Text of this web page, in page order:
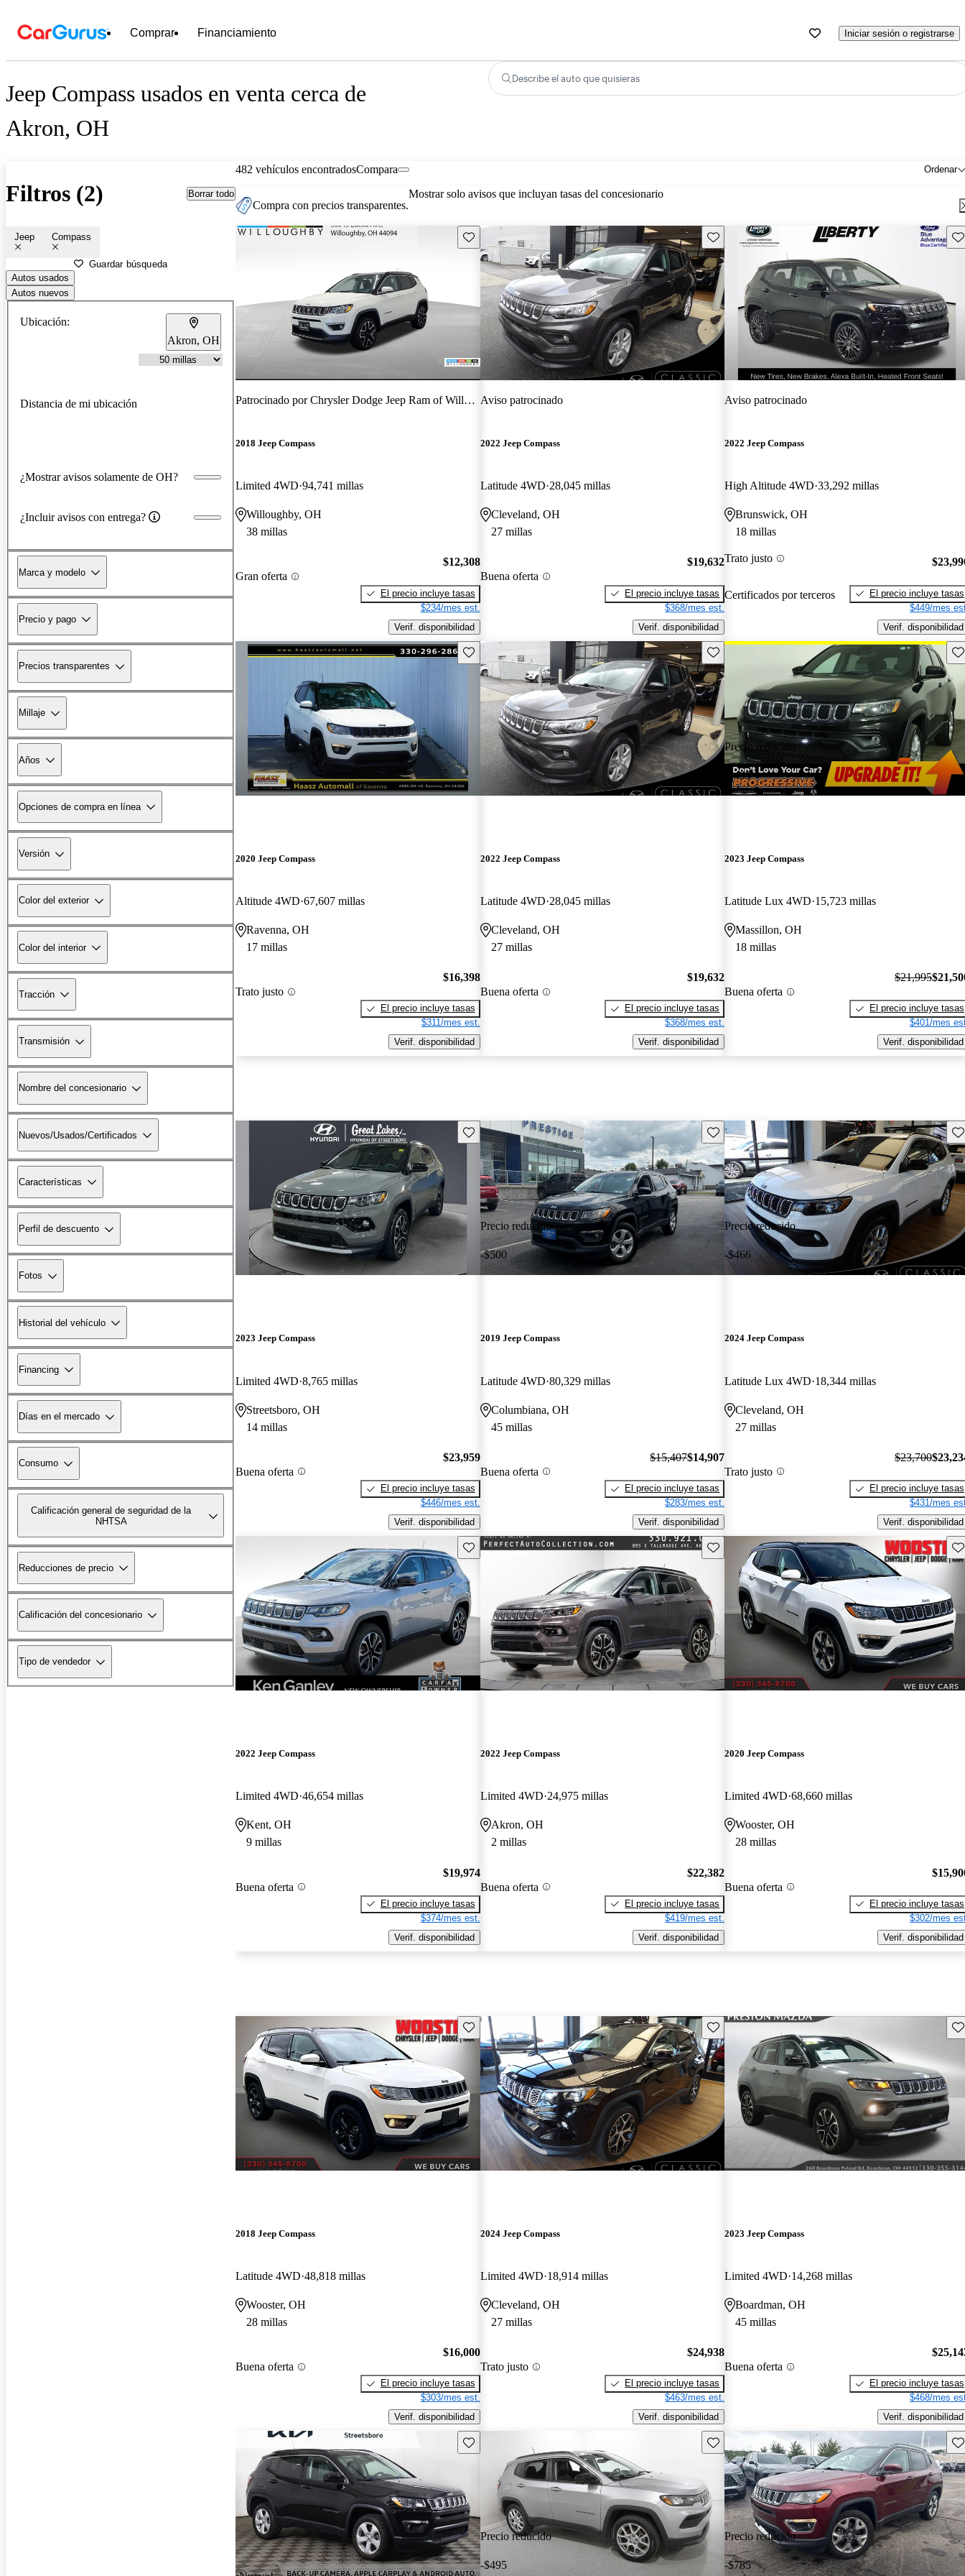
Comprar Financiamiento Iniciar sesión o registrarse
Jeep Compass usados en venta cerca de
Akron, OH
Describe el auto que quisieras
Filtros (2) Borrar todo
Jeep Compass
Guardar búsqueda
Autos usados
Autos nuevos
Ubicación:
Akron, OH
Distancia de mi ubicación
¿Mostrar avisos solamente de OH?
¿Incluir avisos con entrega?
Marca y modelo
Precio y pago
Precios transparentes
Millaje
Años
Opciones de compra en línea
Versión
Color del exterior
Color del interior
Tracción
Transmisión
Nombre del concesionario
Nuevos/Usados/Certificados
Características
Perfil de descuento
Fotos
Historial del vehículo
Financing
Días en el mercado
Consumo
Calificación general de seguridad de la
NHTSA
Reducciones de precio
Calificación del concesionario
Tipo de vendedor
482 vehículos encontrados Ordenar
Compara
Compra con precios transparentes.
Mostrar solo avisos que incluyan tasas del concesionario
Guarda este Aviso
Patrocinado porChrysler Dodge Jeep Ram of Willoughby
2018 Jeep Compass
Limited 4WD 94,741 millas
Willoughby, OH
38 millas
Gran oferta
$12,308
El precio incluye tasas
$234/mes est.
Verif. disponibilidad
Guarda este Aviso
Aviso patrocinado
2022 Jeep Compass
Latitude 4WD 28,045 millas
Cleveland, OH
27 millas
Buena oferta
$19,632
El precio incluye tasas
$368/mes est.
Verif. disponibilidad
Aviso patrocinado
2022 Jeep Compass
High Altitude 4WD 33,292 millas
Brunswick, OH
18 millas
Trato justo
Certificados por terceros
El precio incluye tasas
$449/mes
Verif. disponibilidad
Guarda este Aviso
2020 Jeep Compass
Altitude 4WD 67,607 millas
Ravenna, OH
17 millas
Trato justo
$16,398
El precio incluye tasas
$311/mes est.
Verif. disponibilidad
Guarda este Aviso
2022 Jeep Compass
Latitude 4WD 28,045 millas
Cleveland, OH
27 millas
Buena oferta
$19,632
El precio incluye tasas
$368/mes est.
Verif. disponibilidad
Precio reducido
-$495
2023 Jeep Compass
Latitude Lux 4WD 15,723 millas
Massillon, OH
18 millas
Buena oferta
$21,995
El precio incluye tasas
$401/mes
Verif. disponibilidad
Guarda este Aviso
2023 Jeep Compass
Limited 4WD 8,765 millas
Streetsboro, OH
14 millas
Buena oferta
$23,959
El precio incluye tasas
$446/mes est.
Verif. disponibilidad
Precio reducido
-$500
Guarda este Aviso
2019 Jeep Compass
Latitude 4WD 80,329 millas
Columbiana, OH
45 millas
Buena oferta
$15,407$14,907
El precio incluye tasas
$283/mes est.
Verif. disponibilidad
Precio reducido
-$466
2024 Jeep Compass
Latitude Lux 4WD 18,344 millas
Cleveland, OH
27 millas
Trato justo
$23,700
El precio incluye tasas
$431/mes
Verif. disponibilidad
Guarda este Aviso
2022 Jeep Compass
Limited 4WD 46,654 millas
Kent, OH
9 millas
Buena oferta
$19,974
El precio incluye tasas
$374/mes est.
Verif. disponibilidad
Guarda este Aviso
2022 Jeep Compass
Limited 4WD 24,975 millas
Akron, OH
2 millas
Buena oferta
$22,382
El precio incluye tasas
$419/mes est.
Verif. disponibilidad
2020 Jeep Compass
Limited 4WD 68,660 millas
Wooster, OH
28 millas
Buena oferta
El precio incluye tasas
$302/mes
Verif. disponibilidad
Guarda este Aviso
2018 Jeep Compass
Latitude 4WD 48,818 millas
Wooster, OH
28 millas
Buena oferta
$16,000
El precio incluye tasas
$303/mes est.
Verif. disponibilidad
Guarda este Aviso
2024 Jeep Compass
Limited 4WD 18,914 millas
Cleveland, OH
27 millas
Trato justo
$24,938
El precio incluye tasas
$463/mes est.
Verif. disponibilidad
2023 Jeep Compass
Limited 4WD 14,268 millas
Boardman, OH
45 millas
Buena oferta
El precio incluye tasas
$468/mes
Verif. disponibilidad
Guarda este Aviso
Precio reducido
-$495
Guarda este Aviso
Precio reducido
-$785